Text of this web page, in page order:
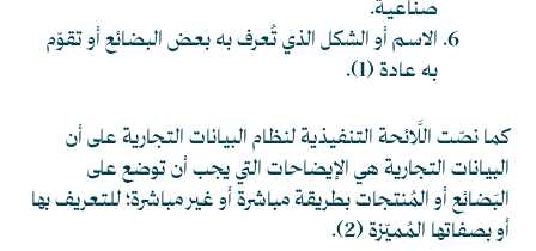
صناعية.
الاسم أو الشكل الذي تُعرف به بعض البضائع أو تقوّم
به عادة(1)
.
كما نصّت اللَّائحة التنفيذية لنظام البيانات التجارية على أن
البيانات التجارية هي الإيضاحات التي يجب أن توضع على
البَضائع أو المُنتجات بطريقة مباشرة أو غير مباشرة؛ للتعريف بها
أو بصفاتها المُميّزة(2)
.